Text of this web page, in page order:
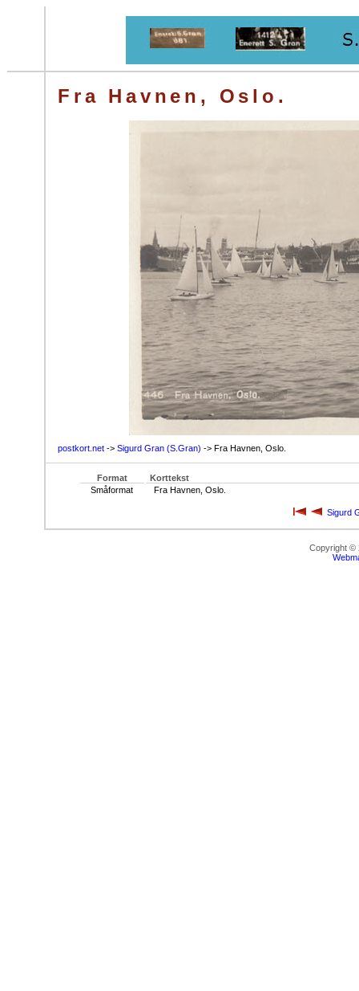
Fra Havnen, Oslo.
postkort.net -> Sigurd Gran (S.Gran) -> Fra Havnen, Oslo.
Format
Korttekst
Småformat
Fra Havnen, Oslo.
Sigurd
Copyright ©